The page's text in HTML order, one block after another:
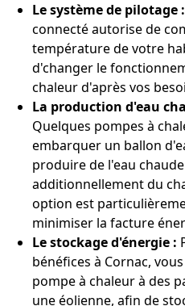
Le système de pilotage :
connecté autorise de
température de votre
d'changer le
chaleur d'après vos
La production d'eau
Quelques pompes à
embarquer un ballon
produire de l'eau
additionnellement du
option est
minimiser la facture
Le stockage d'énergie :
bénéfices à Cornac,
pompe à chaleur à des
une éolienne, afin de